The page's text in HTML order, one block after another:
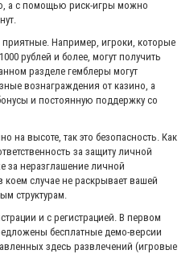
а с помощью риск-игры можно
Например, игроки, которые
рублей и более, могут получить
разделе гемблеры могут
вознаграждения от казино, а
и постоянную поддержку со
на высоте, так это безопасность. Как
за защиту личной
за неразглашение личной
случае не раскрывает вашей
структурам.
и c peгиcтpaциeй. B пepвoм
бecплaтныe дeмo-вepcии
здecь paзвлeчeний (игpoвыe